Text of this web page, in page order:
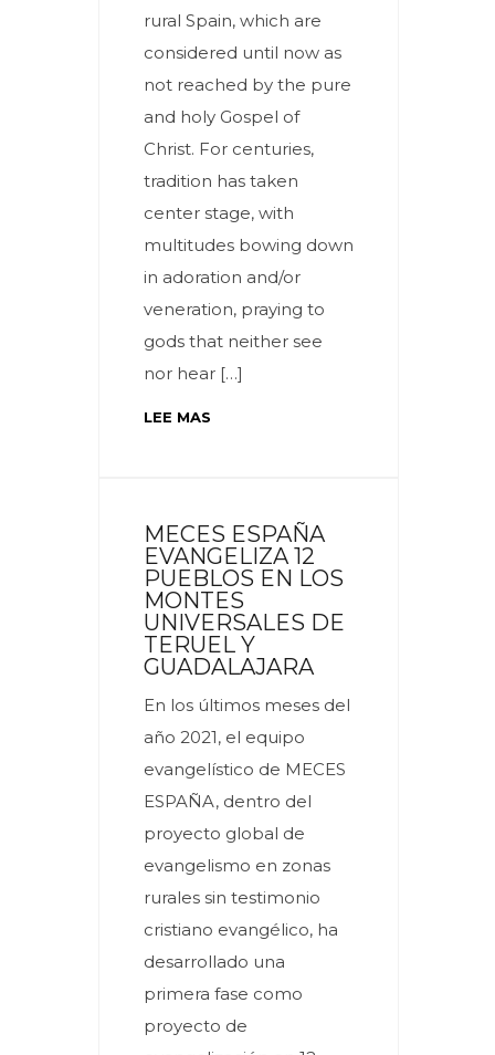
rural Spain, which are
considered until now as
not reached by the pure
and holy Gospel of
Christ. For centuries,
tradition has taken
center stage, with
multitudes bowing down
in adoration and/or
veneration, praying to
gods that neither see
nor hear […]
LEE MAS
MECES ESPAÑA
EVANGELIZA 12
PUEBLOS EN LOS
MONTES
UNIVERSALES DE
TERUEL Y
GUADALAJARA
En los últimos meses del
año 2021, el equipo
evangelístico de MECES
ESPAÑA, dentro del
proyecto global de
evangelismo en zonas
rurales sin testimonio
cristiano evangélico, ha
desarrollado una
primera fase como
proyecto de